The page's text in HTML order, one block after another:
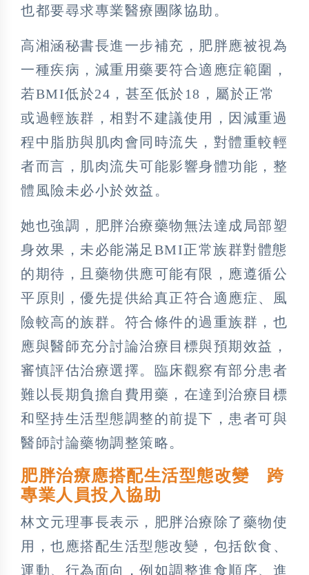
也都要尋求專業醫療團隊協助。
高湘涵秘書長進一步補充，肥胖應被視為
一種疾病，減重用藥要符合適應症範圍，
若BMI低於24，甚至低於18，屬於正常
或過輕族群，相對不建議使用，因減重過
程中脂肪與肌肉會同時流失，對體重較輕
者而言，肌肉流失可能影響身體功能，整
體風險未必小於效益。
她也強調，肥胖治療藥物無法達成局部塑
身效果，未必能滿足BMI正常族群對體態
的期待，且藥物供應可能有限，應遵循公
平原則，優先提供給真正符合適應症、風
險較高的族群。符合條件的過重族群，也
應與醫師充分討論治療目標與預期效益，
審慎評估治療選擇。臨床觀察有部分患者
難以長期負擔自費用藥，在達到治療目標
和堅持生活型態調整的前提下，患者可與
醫師討論藥物調整策略。
肥胖治療應搭配生活型態改變 跨
專業人員投入協助
林文元理事長表示，肥胖治療除了藥物使
用，也應搭配生活型態改變，包括飲食、
運動、行為面向，例如調整進食順序、進